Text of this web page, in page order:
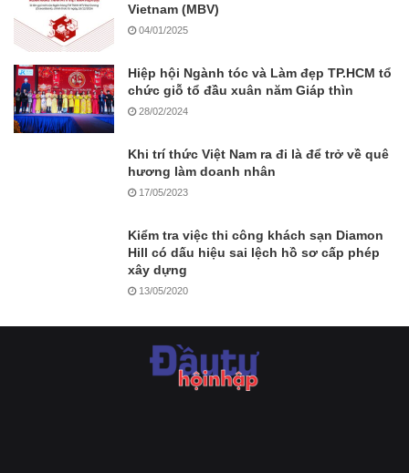
Vietnam (MBV)
04/01/2025
Hiệp hội Ngành tóc và Làm đẹp TP.HCM tổ
chức giỗ tổ đầu xuân năm Giáp thìn
28/02/2024
Khi trí thức Việt Nam ra đi là để trở về quê
hương làm doanh nhân
17/05/2023
Kiểm tra việc thi công khách sạn Diamon
Hill có dấu hiệu sai lệch hồ sơ cấp phép
xây dựng
13/05/2020